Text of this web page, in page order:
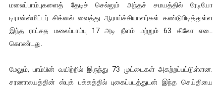
மலைப்பாம்புகளைத் தேடிச் செல்லும் அந்தச் சமயத்தில் ரேடியோ
டிரான்ஸ்மிட்டர் சிக்னல் வைத்து ஆராய்ச்சியாளர்கள் கண்டுபிடித்துள்ள
இந்த ராட்சத மலைப்பாம்பு 17 அடி நீளம் மற்றும் 63 கிலோ எடை
கொண்டது.
மேலும், பாம்பின் வயிற்றில் இருந்து 73 முட்டைகள் அகற்றப்பட்டுள்ளன.
சரணாலயத்தின் ஸ்புக் பக்கத்தில் புகைப்படத்துடன் இந்த செய்தியை